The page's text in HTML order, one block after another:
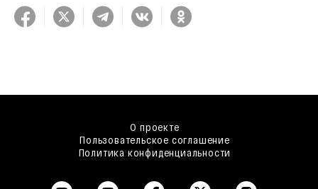
О проекте
Пользовательское соглашение
Политика конфиденциальности